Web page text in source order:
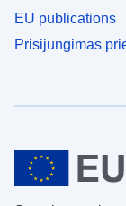
EU publications
Prisijungimas